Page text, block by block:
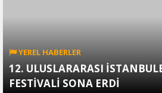
YEREL HABERLER
12. ULUSLARARASI
FESTİVALİ SONA ERDİ